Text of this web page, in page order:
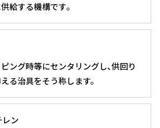
給する機構です｡
ング時等にセンタリングし､供回り
る治具をそう称します。
ン